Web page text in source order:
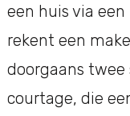
een huis via
rekent een
doorgaans twee
courtage, die